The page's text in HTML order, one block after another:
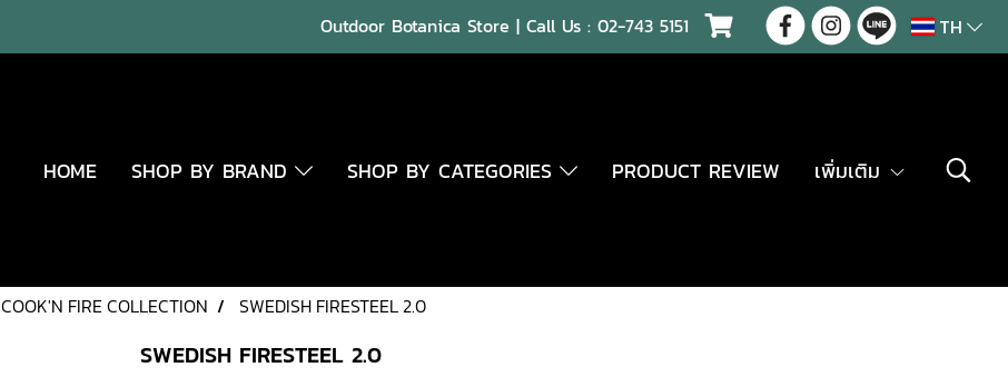
Outdoor Botanica Store | Call Us :02-743 5151 TH
HOME SHOP BY BRAND SHOP BY CATEGORIES PRODUCT REVIEW เพิ่มเติม
COOK'N FIRE COLLECTION SWEDISH FIRESTEEL 2.0
SWEDISH FIRESTEEL 2.0